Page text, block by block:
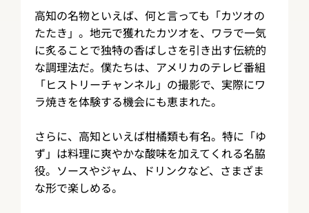
高知の名物といえば、何と言っても「カツオの
たたき」。地元で獲れたカツオを、ワラで一気
に炙ることで独特の香ばしさを引き出す伝統的
な調理法だ。僕たちは、アメリカのテレビ番組
「ヒストリーチャンネル」の撮影で、実際にワ
ラ焼きを体験する機会にも恵まれた。
さらに、高知といえば柑橘類も有名。特に「ゆ
ず」は料理に爽やかな酸味を加えてくれる名脇
役。ソースやジャム、ドリンクなど、さまざま
な形で楽しめる。